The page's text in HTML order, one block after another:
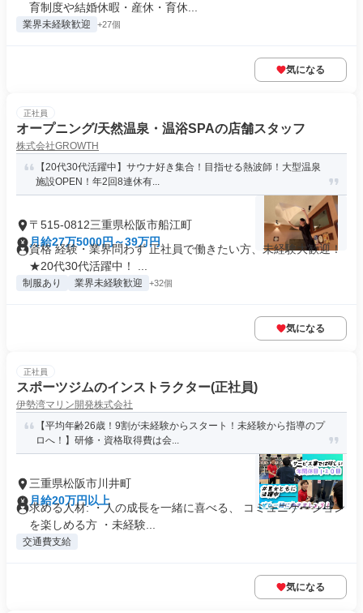
育制度や結婚休暇・産休・育休...
業界未経験歓迎 +27個
気になる
正社員
オープニング/天然温泉・温浴SPAの店舗スタッフ
株式会社GROWTH
【20代30代活躍中】サウナ好き集合！目指せる熱波師！大型温泉
施設OPEN！年2回8連休有...
〒515-0812三重県松阪市船江町
月給27万5000円～39万円
資格 経験・業界問わず 正社員で働きたい方、未経験大歓迎！
★20代30代活躍中！ ...
制服あり 業界未経験歓迎 +32個
気になる
正社員
スポーツジムのインストラクター(正社員)
伊勢湾マリン開発株式会社
【平均年齢26歳！9割が未経験からスタート！未経験から指導のプ
ロへ！】研修・資格取得費は会...
三重県松阪市川井町
月給20万円以上
求める人材: ・人の成長を一緒に喜べる、 コミュニケーション
を楽しめる方 ・未経験...
交通費支給
気になる